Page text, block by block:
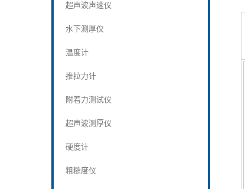
超声波声速仪
水下测厚仪
温度计
推拉力计
附着力测试仪
超声波测厚仪
硬度计
粗糙度仪